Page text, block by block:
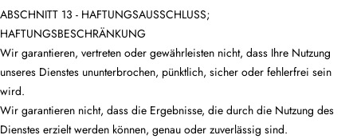
ABSCHNITT 13 - HAFTUNGSAUSSCHLUSS;
HAFTUNGSBESCHRÄNKUNG
Wir garantieren, vertreten oder gewährleisten nicht, dass Ihre Nutzung
unseres Dienstes ununterbrochen, pünktlich, sicher oder fehlerfrei sein
wird.
Wir garantieren nicht, dass die Ergebnisse, die durch die Nutzung des
Dienstes erzielt werden können, genau oder zuverlässig sind.